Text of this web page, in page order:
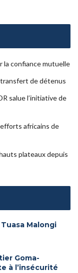
la confiance mutuelle
de détenus
salue l’initiative de
africains de
plateaux depuis
Malongi
Goma-
à l’insécurité